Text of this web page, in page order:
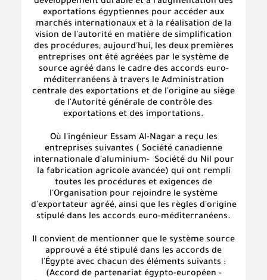
exportations égyptiennes pour accéder aux
marchés internationaux et à la réalisation de la
vision de l'autorité en matière de simplification
des procédures, aujourd'hui, les deux premières
entreprises ont été agréées par le système de
source agréé dans le cadre des accords euro-
méditerranéens à travers le Administration
centrale des exportations et de l'origine au siège
de l'Autorité générale de contrôle des
exportations et des importations.
Où l'ingénieur Essam Al-Nagar a reçu les
entreprises suivantes ( Société canadienne
internationale d'aluminium- Société du Nil pour
la fabrication agricole avancée) qui ont rempli
toutes les procédures et exigences de
l'Organisation pour rejoindre le système
d'exportateur agréé, ainsi que les règles d'origine
stipulé dans les accords euro-méditerranéens.
Il convient de mentionner que le système source
approuvé a été stipulé dans les accords de
l'Égypte avec chacun des éléments suivants :
(Accord de partenariat égypto-européen -